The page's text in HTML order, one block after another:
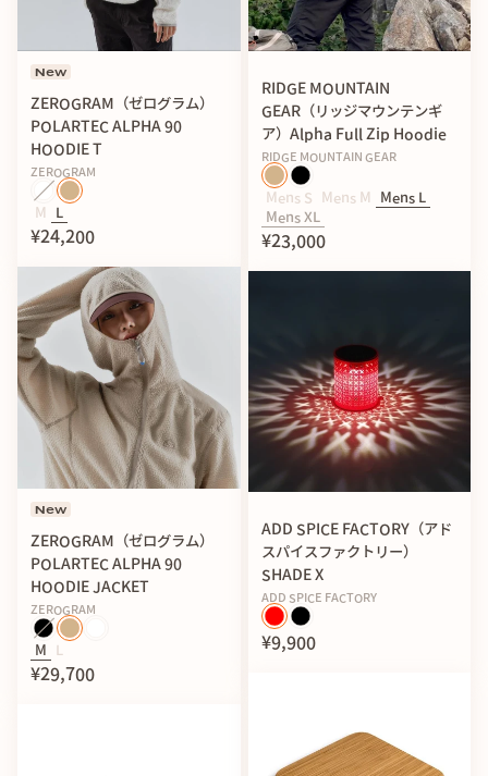
【ALPHA®︎DIRECTという生地の特性】
通気性と保温性、どちらも兼ね備える優秀な化学繊維素材で
すが、風が強く吹き続ければ体温も奪われてしまいます。そ
れはもちろん、ヒートアウトしないためのトレードオフな面
でもあります。
なので気温が下がったり風がある時は、薄くていいのでウィ
ンドシェルを一枚羽織ることで風をシャットアウトし、保温
性を最大限に活かすことができます。
ALPHA®︎DIRECT 90 ( 85g / m2 ) という中厚手の生地は１年
を通して使い勝手が良く、アウターとしてもインナーとして
も重宝します。
◆着用例
New
ZEROGRAM（ゼログラム）
POLARTEC ALPHA 90
HOODIE T
ZEROGRAM
M L
¥24,200
New
ZEROGRAM（ゼログラム）
POLARTEC ALPHA 90
HOODIE JACKET
ZEROGRAM
M
¥29,700
RIDGE MOUNTAIN
GEAR（リッジマウンテンギ
ア）Alpha Full Zip Hoodie
RIDGE MOUNTAIN GEAR
Mens S Mens M
Mens L
Mens XL
¥23,000
ADD SPICE FACTORY（アド
スパイスファクトリー）
SHADE X
ADD SPICE FACTORY
¥9,900